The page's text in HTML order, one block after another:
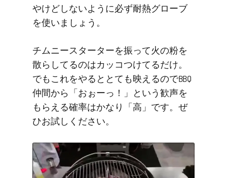
やけどしないように必ず耐熱グローブ
を使いましょう。
チムニースターターを振って火の粉を
散らしてるのはカッコつけてるだけ。
でもこれをやるととても映えるのでBBQ
仲間から「おぉーっ！」という歓声を
もらえる確率はかなり「高」です。ぜ
ひお試しください。